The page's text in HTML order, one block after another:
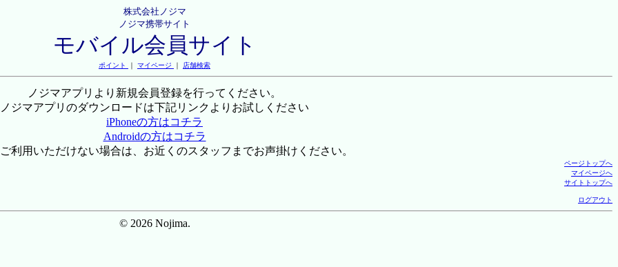
株式会社ノジマ
ノジマ携帯サイト
モバイル会員サイト
ポイント ｜ マイページ ｜ 店舗検索
ノジマアプリより新規会員登録を行ってください。
ノジマアプリのダウンロードは下記リンクよりお試しください
iPhoneの方はコチラ
Androidの方はコチラ
利用いただけない場合は、お近くのスタッフまでお声掛けください。
ページトップへ
マイページへ
サイトトップへ
ログアウト
© 2026 Nojima.